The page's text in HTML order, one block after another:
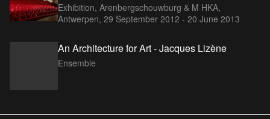
Exhibition, Arenbergschouwburg & M HKA,
Antwerpen, 29 September 2012 - 20 June 2013
An Architecture for Art - Jacques Lizène
Ensemble